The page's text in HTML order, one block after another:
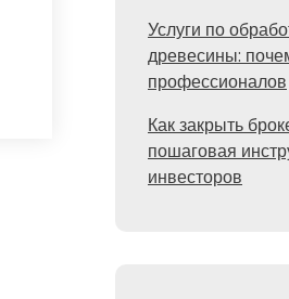
Услуги по
древесины:
профессионалов
Как закрыть
пошаговая
инвесторов